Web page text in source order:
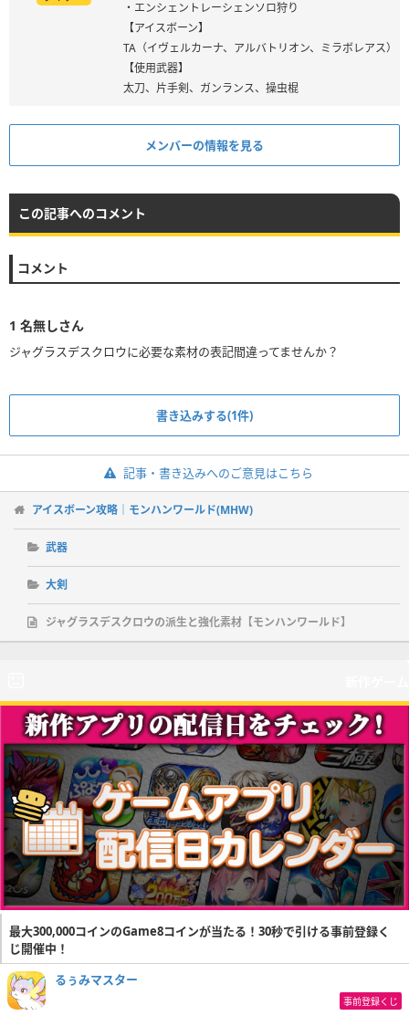
・エンシェントレーシェンソロ狩り
【アイスボーン】
TA（イヴェルカーナ、アルバトリオン、ミラボレアス）
【使用武器】
太刀、片手剣、ガンランス、操虫棍
メンバーの情報を見る
この記事へのコメント
コメント
1 名無しさん
ジャグラスデスクロウに必要な素材の表記間違ってませんか？
書き込みする(1件)
記事・書き込みへのご意見はこちら
アイスボーン攻略｜モンハンワールド(MHW)
武器
大剣
ジャグラスデスクロウの派生と強化素材【モンハンワールド】
最大300,000コインのGame8コインが当たる！30秒で引ける事前登録く
じ開催中！
るぅみマスター
事前登録くじ